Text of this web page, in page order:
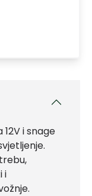
12V i snage
i